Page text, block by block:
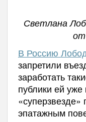
Светлана
от
В Россию
запретили
заработать
публики ей уже
«суперзвезде»
эпатажным